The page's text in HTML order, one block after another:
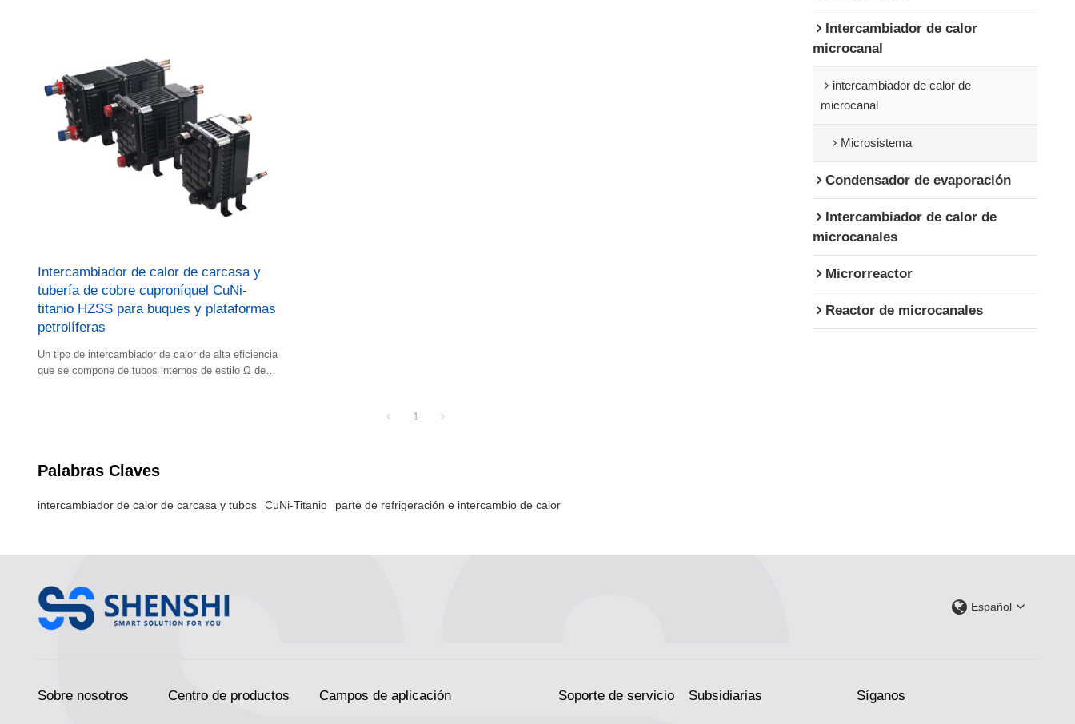
Intercambiador de calor de carcasa y
tubería de cobre cuproníquel CuNi-
titanio HZSS para buques y plataformas
petrolíferas
Un tipo de intercambiador de calor de alta eficiencia
que se compone de tubos internos de estilo Ω de
1
Palabras Claves
intercambiador de calor de carcasa y tubos CuNi-Titanio parte de refrigeración e intercambio de calor
Intercambiador de calor
microcanal
intercambiador de calor de
microcanal
Microsistema
Condensador de evaporación
Intercambiador de calor de
microcanales
Microrreactor
Reactor de microcanales
Español
Sobre nosotros Centro de productos Campos de aplicación Soporte de servicio Subsidiarias Síganos